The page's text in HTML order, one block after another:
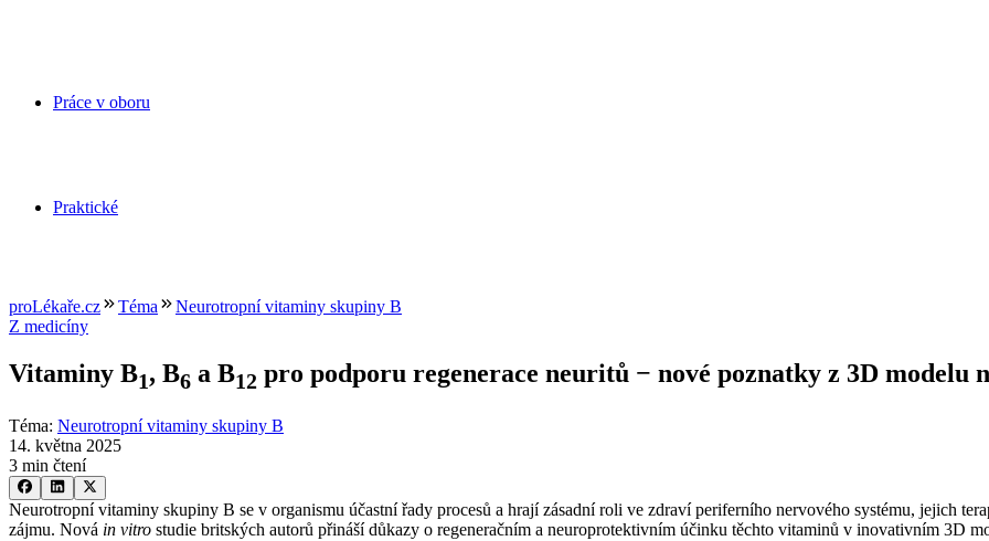
Práce v oboru
Praktické
proLékaře.cz Téma
Neurotropní vitaminy skupiny B
Z medicíny
Vitaminy B1, B6 a B12 pro podporu regenerace neuritů −⁠ nové poznatky z 3D modelu
Téma: Neurotropní vitaminy skupiny B
14. května 2025
3 min čtení
Neurotropní vitaminy skupiny B se v organismu účastní řady procesů a hrají zásadní roli ve zdraví periferního nervového systému, jejich
zájmu. Nová in vitro studie britských autorů přináší důkazy o regeneračním a neuroprotektivním účinku těchto vitaminů v inovativním 3D